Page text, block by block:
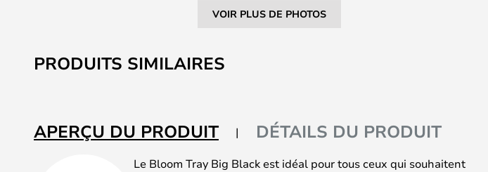
VOIR PLUS DE PHOTOS
to
the
the
images
PRODUITS SIMILAIRES
APERÇU DU PRODUIT DÉTAILS DU PRODUIT
Le Bloom Tray Big Black est idéal pour tous ceux qui souhaitent